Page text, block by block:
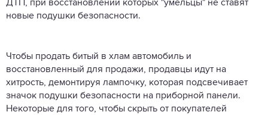
ДТП, при восстановлении которых "умельцы" не ставят
новые подушки безопасности.
Чтобы продать битый в хлам автомобиль и
восстановленный для продажи, продавцы идут на
хитрость, демонтируя лампочку, которая подсвечивает
значок подушки безопасности на приборной панели.
Некоторые для того, чтобы скрыть от покупателей